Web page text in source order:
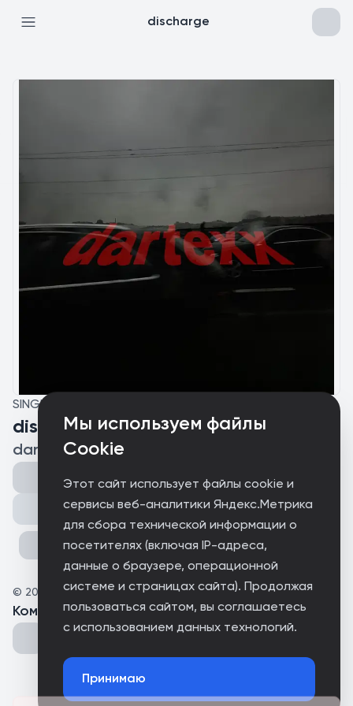
Мы используем файлы
Cookie
Этот сайт использует файлы cookie и
сервисы веб-аналитики Яндекс.Метрика
для сбора технической информации о
посетителях (включая IP-адреса,
данные о браузере, операционной
системе и страницах сайта). Продолжая
пользоваться сайтом, вы соглашаетесь
с использованием данных технологий.
Принимаю
discharge
SINGLE
discharge
dartexx
Поделиться
© 2025 Рафиенко Ярослав Ильич
Комментарии(0 )
Could not connect to the server.